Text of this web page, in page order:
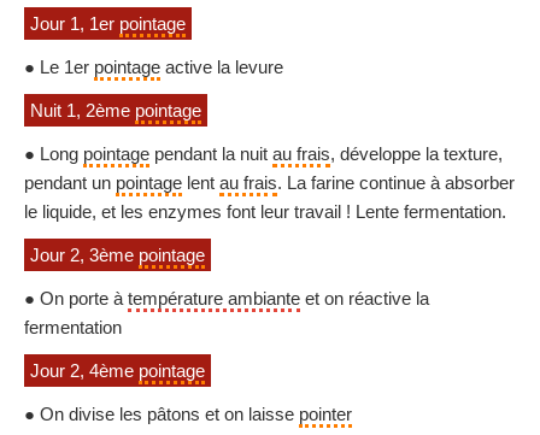
Jour 1, 1er pointage
● Le 1er pointage active la levure
Nuit 1, 2ème pointage
● Long pointage pendant la nuit au frais, développe la texture,
pendant un pointage lent au frais. La farine continue à absorber
le liquide, et les enzymes font leur travail ! Lente fermentation.
Jour 2, 3ème pointage
● On porte à température ambiante et on réactive la
fermentation
Jour 2, 4ème pointage
● On divise les pâtons et on laisse pointer